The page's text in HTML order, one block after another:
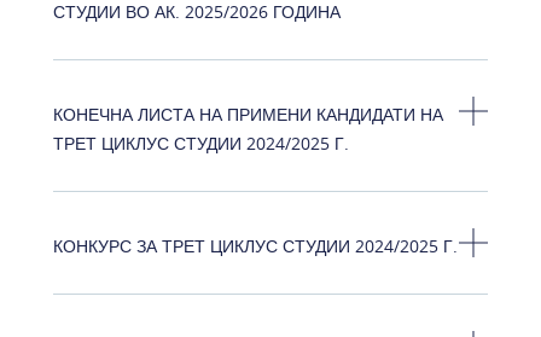
СТУДИИ ВО АК. 2025/2026 ГОДИНА
КОНЕЧНА ЛИСТА НА ПРИМЕНИ КАНДИДАТИ НА
ТРЕТ ЦИКЛУС СТУДИИ 2024/2025 Г.
КОНКУРС ЗА ТРЕТ ЦИКЛУС СТУДИИ 2024/2025 Г.